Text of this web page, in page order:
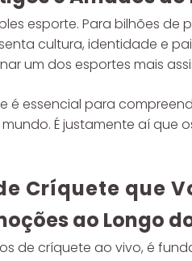
esporte. Para bilhões
cultura, identidade e
um dos esportes mais
é essencial para
É justamente aí que
Críquete que
ao Longo
de críquete ao vivo, é